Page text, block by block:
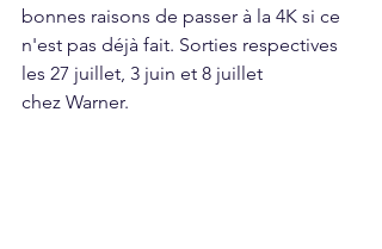
bonnes raisons de passer à la 4K si ce
n'est pas déjà fait. Sorties respectives
les 27 juillet, 3 juin et 8 juillet
chez Warner.